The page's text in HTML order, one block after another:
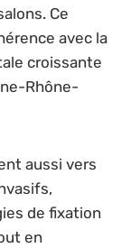
Ce
avec la
croissante
Rhône-
aussi vers
de fixation
en